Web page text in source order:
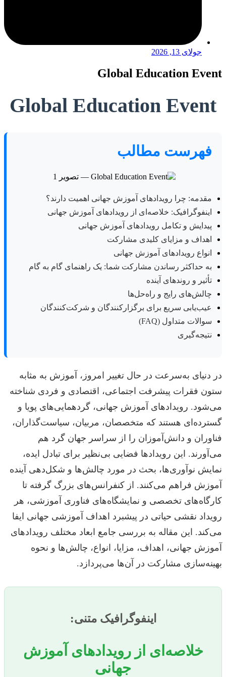
جولای 13, 2026
Global Education Event
Global Education Event
فهرست مطالب
مقدمه: چرا رویدادهای آموزش جهانی اهمیت دارند؟
اینفوگرافیک: خلاصه‌ای از رویدادهای آموزش جهانی
پیدایش و تکامل رویدادهای آموزش جهانی
اهداف و مزایای کلیدی مشارکت
انواع رویدادهای آموزش جهانی
به حداکثر رساندن مشارکت شما: یک راهنمای گام به گام
تأثیر و روندهای آینده
چالش‌های رایج و راه‌حل‌ها
عیب‌یابی سریع برای برگزارکنندگان و شرکت‌کنندگان
سوالات متداول (FAQ)
نتیجه‌گیری
در دنیای به‌سرعت در حال تغییر امروز، آموزش به مثابه
ستون فقرات پیشرفت اجتماعی، اقتصادی و فردی شناخته
می‌شود. رویدادهای آموزش جهانی، گردهمایی‌های پویا و
گسترده‌ای هستند که متخصصان، مربیان، سیاست‌گذاران،
فناوران و دانش‌آموزان را از سراسر جهان گرد هم
می‌آورند. این رویدادها فضایی بی‌نظیر برای تبادل ایده،
نمایش نوآوری‌ها، بحث در مورد چالش‌ها و شکل‌دهی آینده
آموزش فراهم می‌کنند. از کنفرانس‌های بزرگ گرفته تا
کارگاه‌های تخصصی و نمایشگاه‌های فناوری آموزشی، هر
رویداد نقشی حیاتی در پیشبرد اهداف آموزشی جهانی ایفا
می‌کند. این مقاله به بررسی جامع ابعاد مختلف رویدادهای
آموزش جهانی، اهداف، مزایا، انواع، چالش‌ها و نحوه
بهینه‌سازی مشارکت در آن‌ها می‌پردازد.
اینفوگرافیک متنی:
خلاصه‌ای از رویدادهای آموزش
جهانی